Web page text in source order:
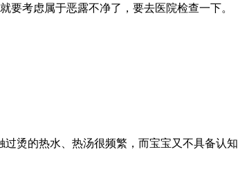
要考虑属于恶露不净了，要去医院检查一下。
烫的热水、热汤很频繁，而宝宝又不具备认